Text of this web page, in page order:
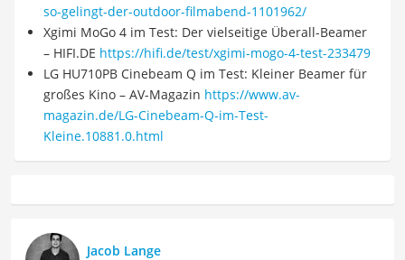
so-gelingt-der-outdoor-filmabend-1101962/
Xgimi MoGo 4 im Test: Der vielseitige Überall-Beamer
– HIFI.DE https://hifi.de/test/xgimi-mogo-4-test-233479
LG HU710PB Cinebeam Q im Test: Kleiner Beamer für
großes Kino – AV-Magazin https://www.av-
magazin.de/LG-Cinebeam-Q-im-Test-
Kleine.10881.0.html
Jacob Lange